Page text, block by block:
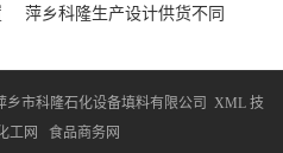
萍乡科隆生产设计供货不同
绍
乡市科隆石化设备填料有限公司 XML 技
工网 食品商务网